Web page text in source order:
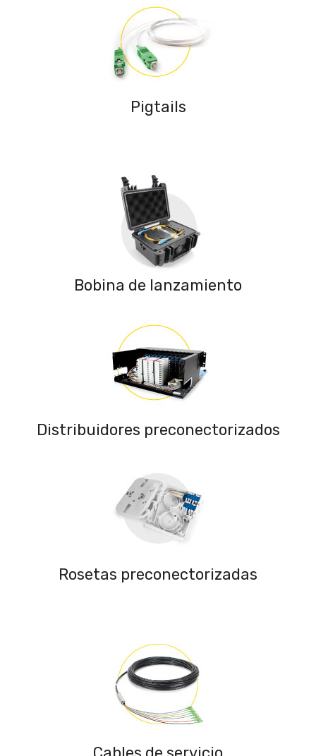
Pigtails
Bobina de lanzamiento
Distribuidores preconectorizados
Rosetas preconectorizadas